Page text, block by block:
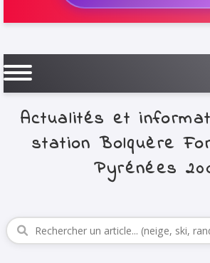
Actualités et
station Bolquère
Pyrénées